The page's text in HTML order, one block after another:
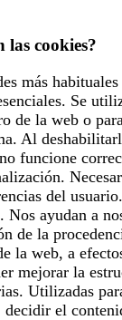
las cookies?
más habituales
Se
de la web o
Al
funcione
del usuario.
Nos ayudan a
de la
la web, a
mejorar la
Utilizadas
decidir el